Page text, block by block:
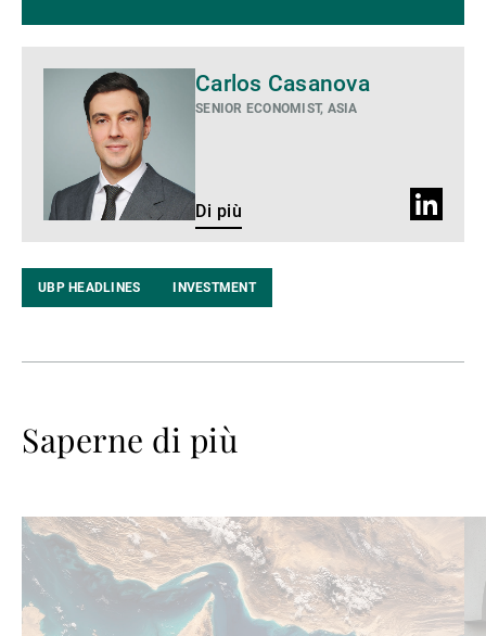
Carlos Casanova
SENIOR ECONOMIST, ASIA
Di più
Profilo
UBP HEADLINES INVESTMENT
Saperne di più
Avanti
a
leggere